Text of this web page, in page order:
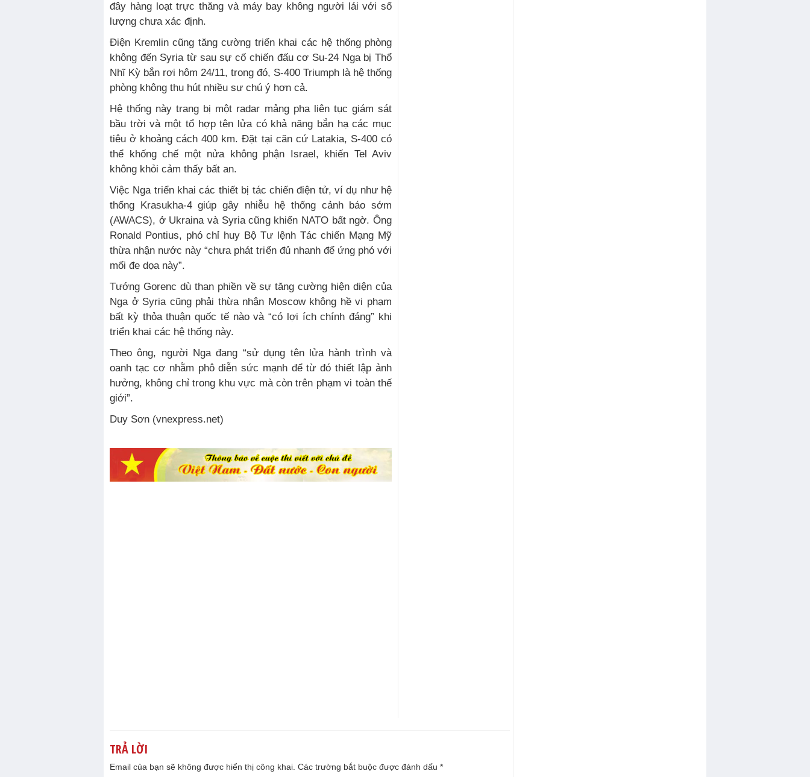
đây hàng loạt trực thăng và máy bay không người lái với số
lượng chưa xác định.
Điện Kremlin cũng tăng cường triển khai các hệ thống phòng
không đến Syria từ sau sự cố chiến đấu cơ Su-24 Nga bị Thổ
Nhĩ Kỳ bắn rơi hôm 24/11, trong đó, S-400 Triumph là hệ thống
phòng không thu hút nhiều sự chú ý hơn cả.
Hệ thống này trang bị một radar mảng pha liên tục giám sát
bầu trời và một tổ hợp tên lửa có khả năng bắn hạ các mục
tiêu ở khoảng cách 400 km. Đặt tại căn cứ Latakia, S-400 có
thể khống chế một nửa không phận Israel, khiến Tel Aviv
không khỏi cảm thấy bất an.
Việc Nga triển khai các thiết bị tác chiến điện tử, ví dụ như hệ
thống Krasukha-4 giúp gây nhiễu hệ thống cảnh báo sớm
(AWACS), ở Ukraina và Syria cũng khiến NATO bất ngờ. Ông
Ronald Pontius, phó chỉ huy Bộ Tư lệnh Tác chiến Mạng Mỹ
thừa nhận nước này “chưa phát triển đủ nhanh để ứng phó với
mối đe dọa này”.
Tướng Gorenc dù than phiền về sự tăng cường hiện diện của
Nga ở Syria cũng phải thừa nhận Moscow không hề vi phạm
bất kỳ thỏa thuận quốc tế nào và “có lợi ích chính đáng” khi
triển khai các hệ thống này.
Theo ông, người Nga đang “sử dụng tên lửa hành trình và
oanh tạc cơ nhằm phô diễn sức mạnh để từ đó thiết lập ảnh
hưởng, không chỉ trong khu vực mà còn trên phạm vi toàn thế
giới”.
Duy Sơn (vnexpress.net)
TRẢ LỜI
Email của bạn sẽ không được hiển thị công khai. Các trường bắt buộc được đánh dấu *